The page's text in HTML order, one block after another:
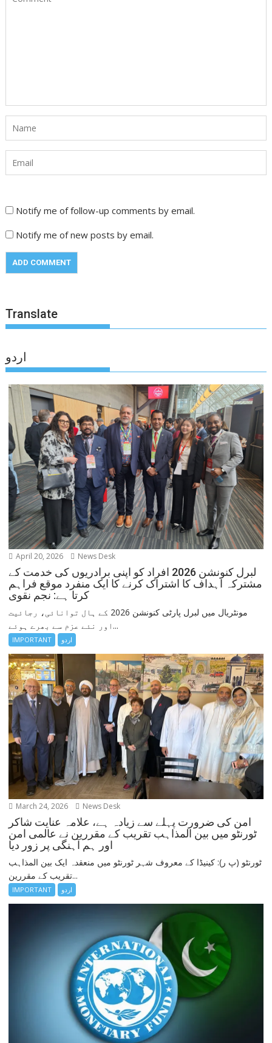
Notify me of follow-up comments by email.
Notify me of new posts by email.
Translate
اردو
April 20, 2026 News Desk
لبرل کنونشن 2026 افراد کو اپنی برادریوں کی خدمت کے
مشترکہ اہداف کا اشتراک کرنے کا ایک منفرد موقع فراہم
کرتا ہے: نجم نقوی
مونٹریال میں لبرل پارٹی کنونشن 2026 کے ہال توانائی، رجائیت
اور نئے عزم سے بھرے ہوئے...
IMPORTANT اردو
March 24, 2026 News Desk
امن کی ضرورت پہلے سے زیادہ ہے، علامہ عنایت شاکر
ٹورنٹو میں بین المذاہب تقریب کے مقررین نے عالمی امن
اور ہم آہنگی پر زور دیا
ٹورنٹو (پ ر): کینیڈا کے معروف شہر ٹورنٹو میں منعقدہ ایک بین المذاہب
تقریب کے مقررین...
IMPORTANT اردو